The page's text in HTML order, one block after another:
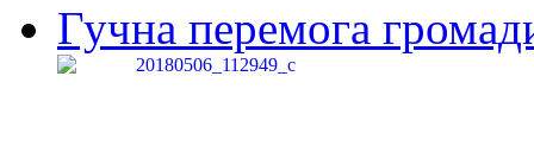
Гучна перемога